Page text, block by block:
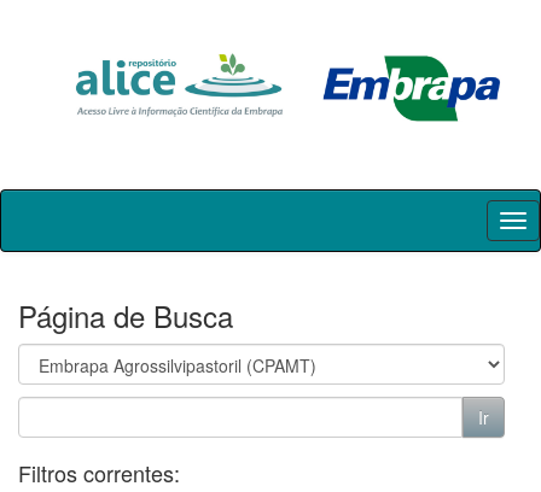
Skip
Página de Busca
Filtros correntes: